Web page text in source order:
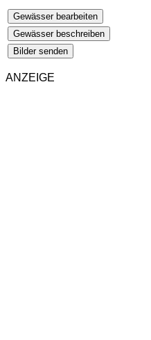
Gewässer bearbeiten
Gewässer beschreiben
Bilder senden
ANZEIGE